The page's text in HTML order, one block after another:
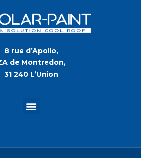
8 rue d’Apollo,
de Montredon,
31 240 L’Union